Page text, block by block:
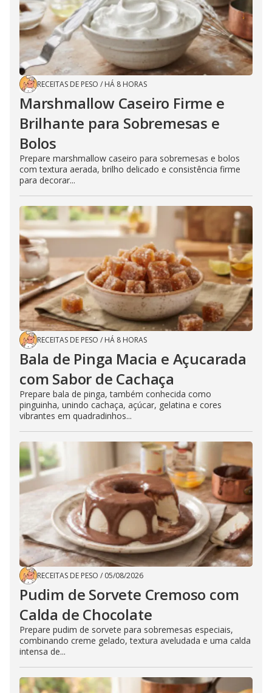
RECEITAS DE PESO / HÁ 8 HORAS
Marshmallow Caseiro Firme e
Brilhante para Sobremesas e
Bolos
Prepare marshmallow caseiro para sobremesas e bolos
com textura aerada, brilho delicado e consistência firme
para decorar...
RECEITAS DE PESO / HÁ 8 HORAS
Bala de Pinga Macia e Açucarada
com Sabor de Cachaça
Prepare bala de pinga, também conhecida como
pinguinha, unindo cachaça, açúcar, gelatina e cores
vibrantes em quadradinhos...
RECEITAS DE PESO / 05/08/2026
Pudim de Sorvete Cremoso com
Calda de Chocolate
Prepare pudim de sorvete para sobremesas especiais,
combinando creme gelado, textura aveludada e uma calda
intensa de...